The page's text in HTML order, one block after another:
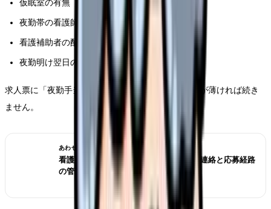
仮眠室の有無
夜勤帯の看護師人数
看護補助者の配置
夜勤明け翌日の勤務ルール
求人票に「夜勤手当高め」と書かれていても、体制が薄ければ続き
ません。
あわせて読みたい
看護師転職サイトは複数登録していい？連絡と応募経路
の管理方法